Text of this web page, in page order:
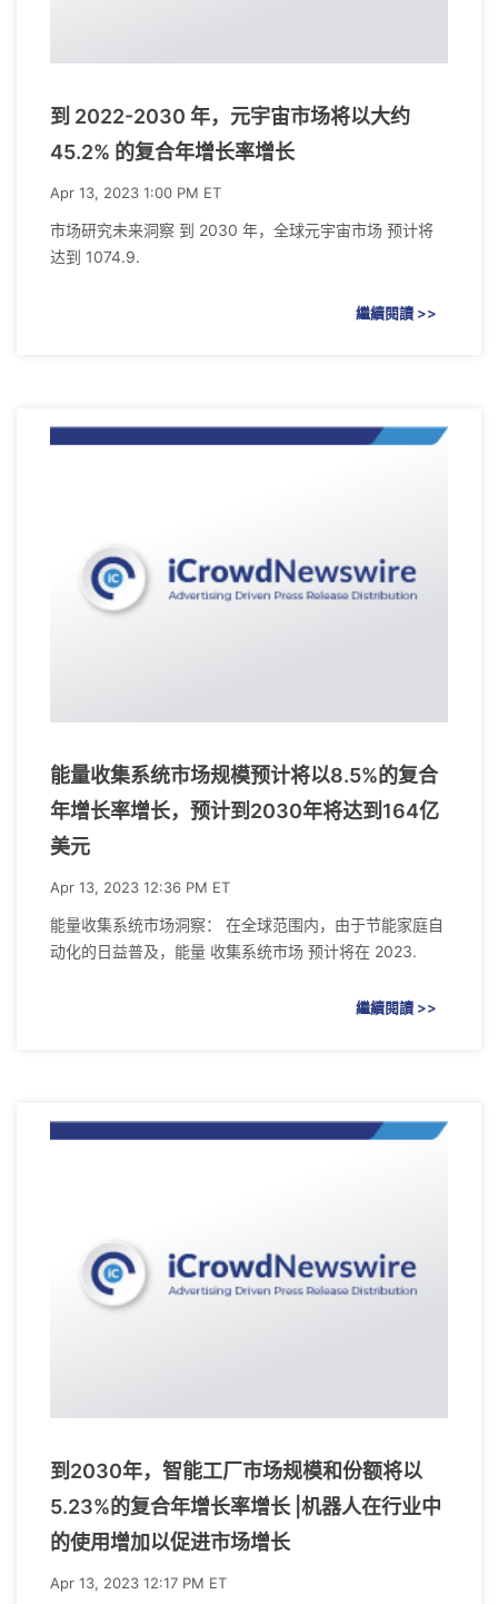
到 2022-2030 年，元宇宙市场将以大约
45.2% 的复合年增长率增长
Apr 13, 2023 1:00 PM ET
市场研究未来洞察 到 2030 年，全球元宇宙市场 预计将
达到 1074.9.
繼續閱讀 >>
能量收集系统市场规模预计将以8.5%的复合
年增长率增长，预计到2030年将达到164亿
美元
Apr 13, 2023 12:36 PM ET
能量收集系统市场洞察： 在全球范围内，由于节能家庭自
动化的日益普及，能量 收集系统市场 预计将在 2023.
繼續閱讀 >>
到2030年，智能工厂市场规模和份额将以
5.23%的复合年增长率增长 |机器人在行业中
的使用增加以促进市场增长
Apr 13, 2023 12:17 PM ET